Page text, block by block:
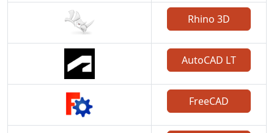
Rhino 3D
AutoCAD LT
FreeCAD